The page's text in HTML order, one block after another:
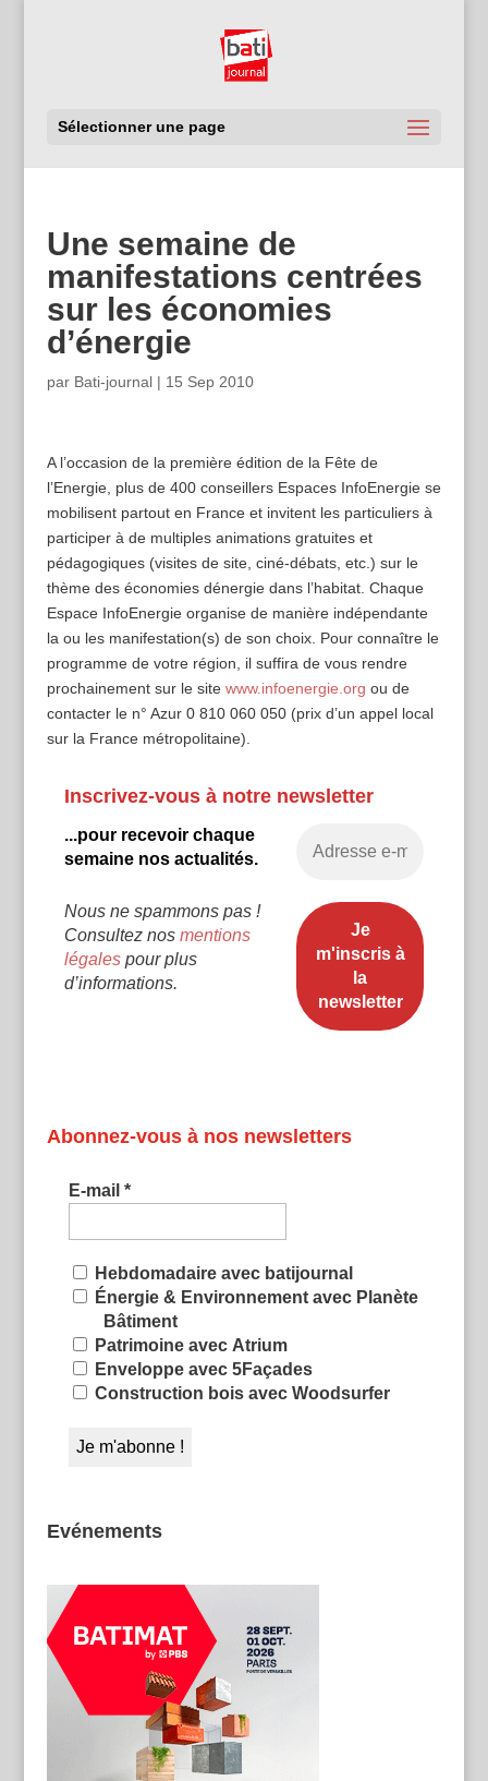
Sélectionner une page
Une semaine de
manifestations centrées
sur les économies
d’énergie
par Bati-journal| 15 Sep 2010
A l’occasion de la première édition de la Fête de
l’Energie, plus de 400 conseillers Espaces InfoEnergie se
mobilisent partout en France et invitent les particuliers à
participer à de multiples animations gratuites et
pédagogiques (visites de site, ciné-débats, etc.) sur le
thème des économies dénergie dans l’habitat. Chaque
Espace InfoEnergie organise de manière indépendante
la ou les manifestation(s) de son choix. Pour connaître le
programme de votre région, il suffira de vous rendre
prochainement sur le site www.infoenergie.org ou de
contacter le n° Azur 0 810 060 050 (prix d’un appel local
sur la France métropolitaine).
Inscrivez-vous à notre newsletter
...pour recevoir chaque
semaine nos actualités.
Nous ne spammons pas !
Consultez nos mentions
légalespour plus
d’informations.
Abonnez-vous à nos newsletters
E-mail *
Hebdomadaire avec batijournal
Énergie & Environnement avec Planète
Bâtiment
Patrimoine avec Atrium
Enveloppe avec 5Façades
Construction bois avec Woodsurfer
Evénements